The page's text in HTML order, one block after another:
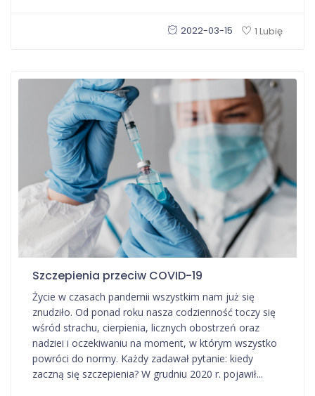
2022-03-15 1 Lubię
Szczepienia przeciw COVID-19
Życie w czasach pandemii wszystkim nam już się
znudziło. Od ponad roku nasza codzienność toczy się
wśród strachu, cierpienia, licznych obostrzeń oraz
nadziei i oczekiwaniu na moment, w którym wszystko
powróci do normy. Każdy zadawał pytanie: kiedy
zaczną się szczepienia? W grudniu 2020 r. pojawił...